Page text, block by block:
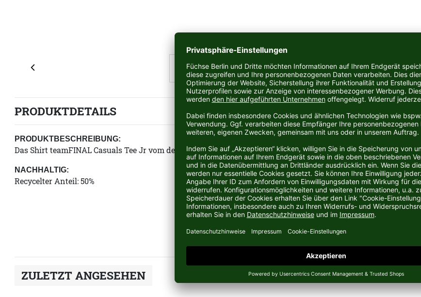
PRODUKTDETAILS
PRODUKTBESCHREIBUNG:
Das Shirt teamFINAL Casuals Tee Jr vom deutschen Sportartikelhersteller Puma aus Herzogenaurach.
NACHHALTIG:
Recycelter Anteil: 50%
ZULETZT ANGESEHEN